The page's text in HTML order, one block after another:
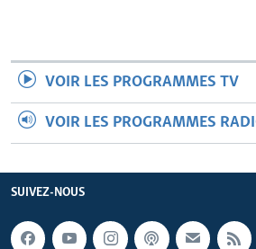
VOIR LES PROGRAMMES TV
VOIR LES PROGRAMMES
SUIVEZ-NOUS